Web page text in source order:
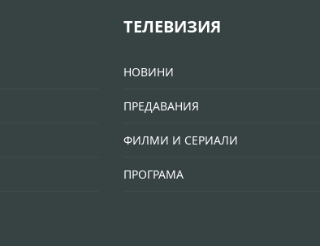
ТЕЛЕВИЗИЯ
НОВИНИ
ПРЕДАВАНИЯ
ФИЛМИ И СЕРИАЛИ
ПРОГРАМА